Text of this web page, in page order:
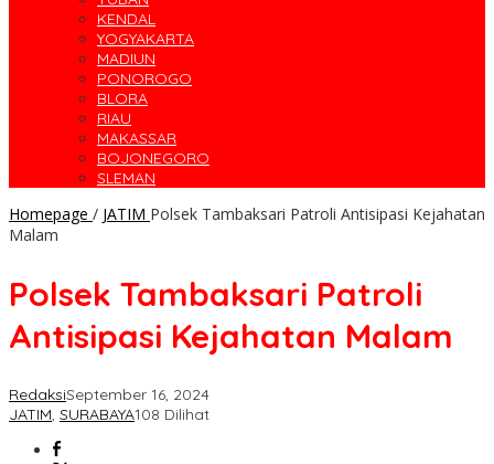
KENDAL
YOGYAKARTA
MADIUN
PONOROGO
BLORA
RIAU
MAKASSAR
BOJONEGORO
SLEMAN
Homepage / JATIM Polsek Tambaksari Patroli Antisipasi Kejahatan
Malam
Polsek Tambaksari Patroli
Antisipasi Kejahatan Malam
RedaksiSeptember 16, 2024
JATIM, SURABAYA108 Dilihat